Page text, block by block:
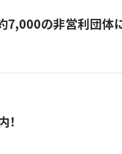
7,000の非営利団体
！